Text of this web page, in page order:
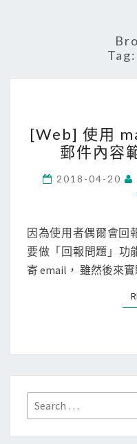
Tag:
[Web] 使用
郵件內容
2018-04-20
因為使用者偶爾會回
要做「回報問題」功
寄 email， 雖然後來
Search
for: